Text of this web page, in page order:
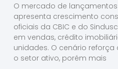
O mercado de
apresenta crescimento
oficiais da CBIC e do
em vendas, crédito
unidades. O cenário
o setor ativo, porém mais